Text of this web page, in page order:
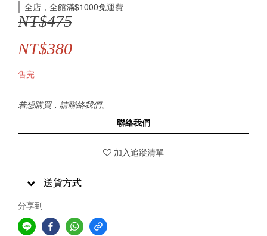
全店，全館滿$1000免運費
NT$475
NT$380
售完
若想購買，請聯絡我們。
聯絡我們
加入追蹤清單
送貨方式
分享到